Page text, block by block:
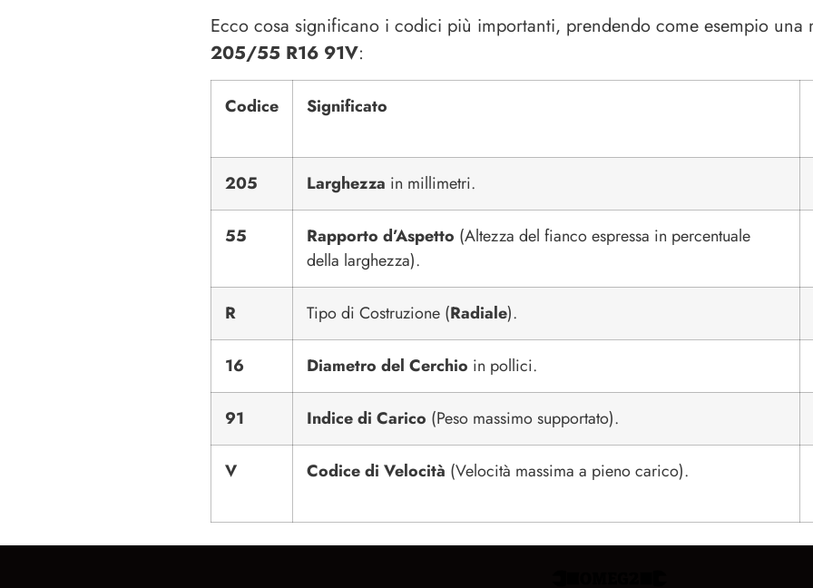
Ecco cosa significano i codici più importanti, prendendo come esempio una
205/55 R16 91V:
Codice Significato
205 Larghezza in millimetri.
55 Rapporto d’Aspetto (Altezza del fianco espressa in percentuale
della larghezza).
R Tipo di Costruzione (Radiale).
16 Diametro del Cerchio in pollici.
91 Indice di Carico (Peso massimo supportato).
V Codice di Velocità (Velocità massima a pieno carico).